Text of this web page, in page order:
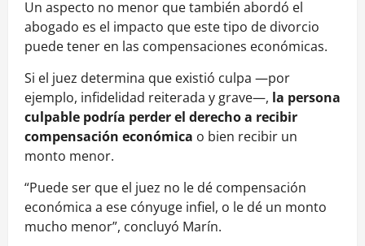
Un aspecto no menor que también abordó el
abogado es el impacto que este tipo de divorcio
puede tener en las compensaciones económicas.
Si el juez determina que existió culpa —por
ejemplo, infidelidad reiterada y grave—, la persona
culpable podría perder el derecho a recibir
compensación económica o bien recibir un
monto menor.
“Puede ser que el juez no le dé compensación
económica a ese cónyuge infiel, o le dé un monto
mucho menor”, concluyó Marín.